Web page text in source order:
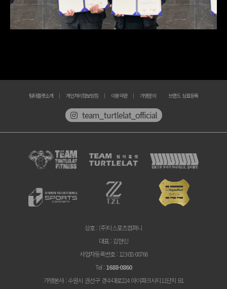
팀터틀랫소개 개인처리정보방침 이용약관 가맹문의 브랜드 상표등록
team_turtlelat_official
상호 : (주)티스포츠컴퍼니
대표 : 김한민
사업자등록번호 : 123-88-00766
Tel : 1688-0860
가맹본사: 수원시 권선구 경수대로224 아이파크시티11단지 B1